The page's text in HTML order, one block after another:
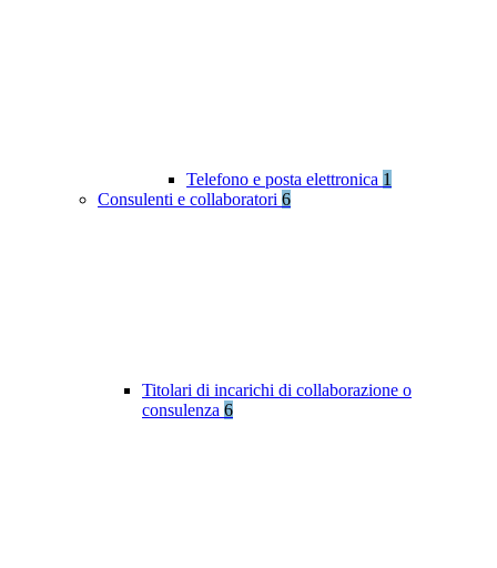
Telefono e posta elettronica 1
Consulenti e collaboratori 6
Titolari di incarichi di collaborazione o
consulenza 6